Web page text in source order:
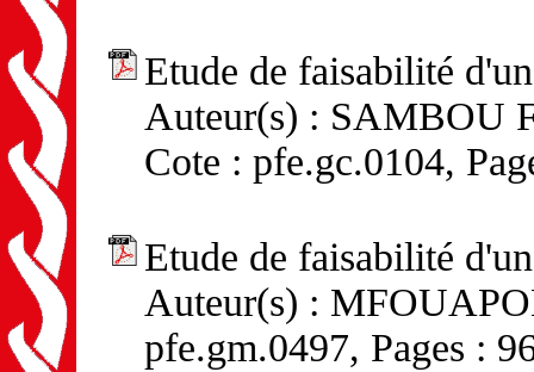
Etude de faisabilité
Auteur(s) : SAMBOU
Cote : pfe.gc.0104,
Etude de faisabilité
Auteur(s) :
pfe.gm.0497, Pages :